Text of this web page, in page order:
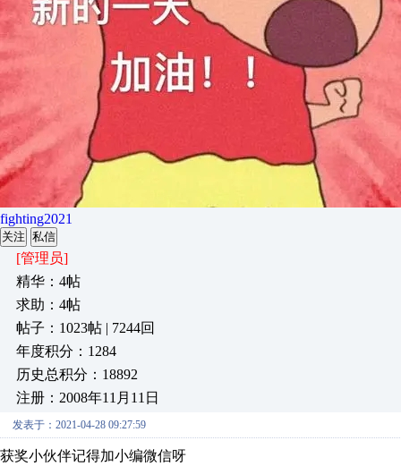
fighting2021
关注 私信
[管理员]
精华：4帖
求助：4帖
帖子：1023帖 | 7244回
年度积分：1284
历史总积分：18892
注册：2008年11月11日
发表于：2021-04-28 09:27:59
获奖小伙伴记得加小编微信呀